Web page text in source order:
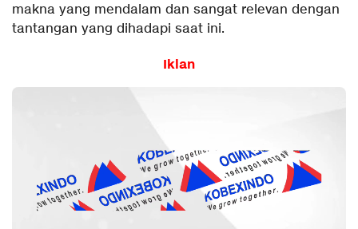
makna yang mendalam dan sangat relevan dengan
tantangan yang dihadapi saat ini.
Iklan